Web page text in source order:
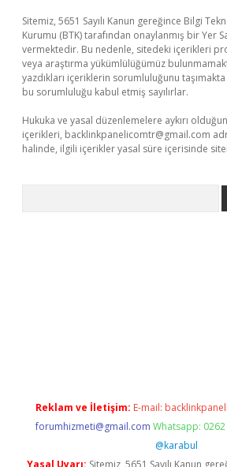
Sitemiz, 5651 Sayılı Kanun gereğince Bilgi
Kurumu (BTK) tarafından onaylanmış bir Yer
vermektedir. Bu nedenle, sitedeki içerikleri
veya araştırma yükümlülüğümüz
yazdıkları içeriklerin sorumluluğunu
bu sorumluluğu kabul etmiş sayılırlar.
Hukuka ve yasal düzenlemelere aykırı
içerikleri, backlinkpanelicomtr@gmail.com
halinde, ilgili içerikler yasal süre içerisinde
Reklam ve İletişim: E-mail:
forumhizmeti@gmail.com Whatsapp:
@karabul
Yasal Uyarı: Sitemiz, 5651 Sayılı Kanun